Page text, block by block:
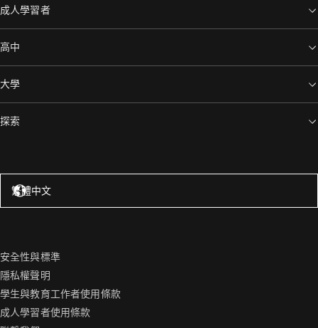
成人學習者
高中
大學
探索
繁體中文
安全性與標準
隱私權聲明
學生與教育工作者使用條款
成人學習者使用條款